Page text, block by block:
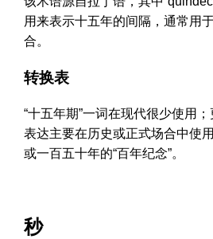
用来表示十五年的间隔，通常用
合。
转换表
“十五年期”一词在现代很少使用
表达主要在历史或正式场合中使
或一百五十年的“百年纪念”。
秒